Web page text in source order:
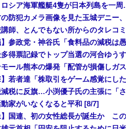
シア海軍艦艇4隻が日本列島を一
師、とんでもない所からのタレコ
】若者達「株取引をゲーム感覚にし
家がいなくなると平和 [8/7]
】国連、初の女性総長が誕生か こ